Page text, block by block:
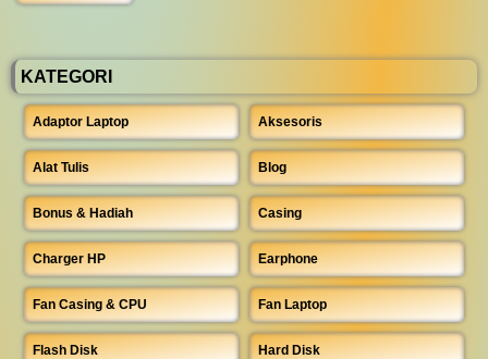
KATEGORI
Adaptor Laptop Aksesoris
Alat Tulis Blog
Bonus & Hadiah Casing
Charger HP Earphone
Fan Casing & CPU Fan Laptop
Flash Disk Hard Disk